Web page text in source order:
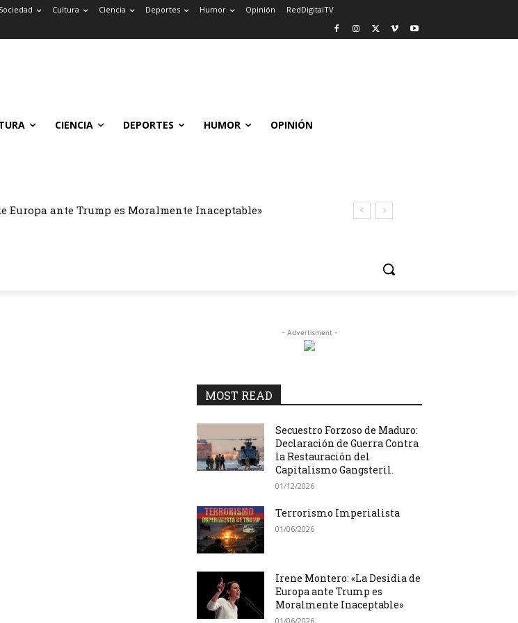
Sociedad Cultura Ciencia Deportes Humor Opinión RedDigitalTV
CIENCIA DEPORTES HUMOR OPINIÓN
Europa ante Trump es Moralmente Inaceptable»
- Advertisment -
MOST READ
Secuestro Forzoso de Maduro:
Declaración de Guerra Contra
la Restauración del
Capitalismo Gangsteril.
01/12/2026
Terrorismo Imperialista
01/06/2026
Irene Montero: «La Desidia de
Europa ante Trump es
Moralmente Inaceptable»
01/06/2026